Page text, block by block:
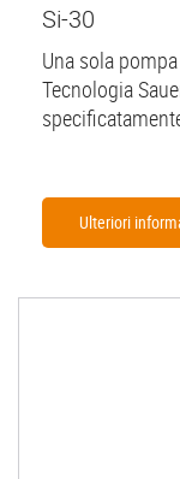
Si-30
Una sola
Tecnologia
Ulteriori